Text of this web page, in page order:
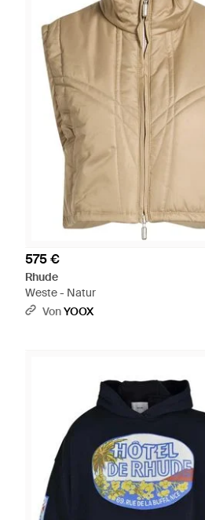
575 €
Rhude
Weste - Natur
VonYOOX